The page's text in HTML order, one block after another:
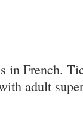
in French.
adult